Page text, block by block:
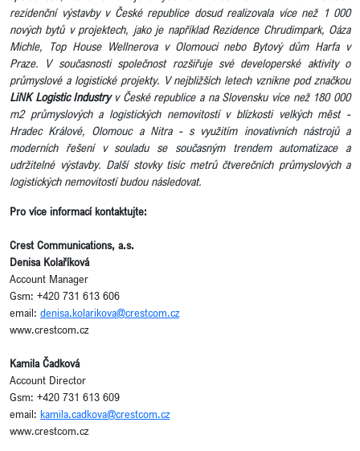
rezidenční výstavby v České republice dosud realizovala více než 1 000
nových bytů v projektech, jako je například Rezidence Chrudimpark, Oáza
Michle, Top House Wellnerova v Olomouci nebo Bytový dům Harfa v
Praze. V současnosti společnost rozšiřuje své developerské aktivity o
průmyslové a logistické projekty. V nejbližších letech vznikne pod značkou
LiNK Logistic Industryv České republice a na Slovensku více než 180 000
m2 průmyslových a logistických nemovitostí v blízkosti velkých měst -
Hradec Králové, Olomouc a Nitra - s využitím inovativních nástrojů a
moderních řešení v souladu se současným trendem automatizace a
udržitelné výstavby. Další stovky tisíc metrů čtverečních průmyslových a
logistických nemovitostí budou následovat.
Pro více informací kontaktujte:
Crest Communications, a.s.
Denisa Kolaříková
Account Manager
Gsm: +420 731 613 606
email: denisa.kolarikova@crestcom.cz
www.crestcom.cz
Kamila Čadková
Account Director
Gsm: +420 731 613 609
email: kamila.cadkova@crestcom.cz
www.crestcom.cz